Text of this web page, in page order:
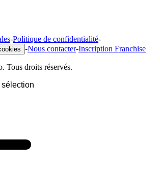
-Politique de confidentialité-
-Nous contacter-Inscription Franchise
Tous droits réservés.